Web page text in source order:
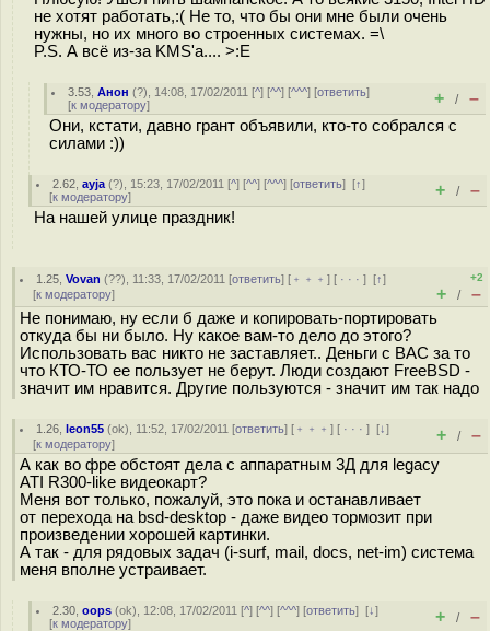
не хотят работать,:( Не то, что бы они мне были очень
нужны, но их много во строенных системах. =\
P.S. А всё из-за KMS'а.... >:E
3.53 ,Анон (?), 14:08, 17/02/2011 [^] [^^] [^^^] [ответить]
[к модератору] + / –
Они, кстати, давно грант объявили, кто-то собрался с
силами :))
2.62 ,ayja (?), 15:23, 17/02/2011 [^] [^^] [^^^] [ответить][↑]
[к модератору] + / –
На нашей улице праздник!
1.25 ,Vovan (??), 11:33, 17/02/2011 [ответить] [ ﹢﹢﹢] [ · · ·][↑]
[к модератору]
+2
+ / –
Не понимаю, ну если б даже и копировать-портировать
откуда бы ни было. Ну какое вам-то дело до этого?
Использовать вас никто не заставляет.. Деньги с ВАС за то
что КТО-ТО ее пользует не берут. Люди создают FreeBSD -
значит им нравится. Другие пользуются - значит им так надо
1.26 ,leon55 (ok), 11:52, 17/02/2011 [ответить] [ ﹢﹢﹢] [ · · ·][↓]
[к модератору] + / –
А как во фре обстоят дела с аппаратным 3Д для legacy
ATI R300-like видеокарт?
Меня вот только, пожалуй, это пока и останавливает
от перехода на bsd-desktop - даже видео тормозит при
произведении хорошей картинки.
А так - для рядовых задач (i-surf, mail, docs, net-im) система
меня вполне устраивает.
2.30 ,oops (ok), 12:08, 17/02/2011 [^] [^^] [^^^] [ответить][↓]
[к модератору] + / –